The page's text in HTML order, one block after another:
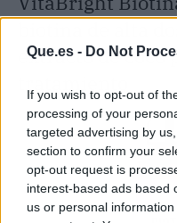
Que.es - Do Not
If you wish to opt-out of
processing of your
targeted advertising by
section to confirm your
opt-out request is
interest-based ads based
us or personal
extracto de coco